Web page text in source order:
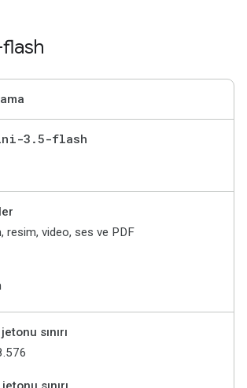
3.5-flash
resim, video, ses ve PDF
sınırı